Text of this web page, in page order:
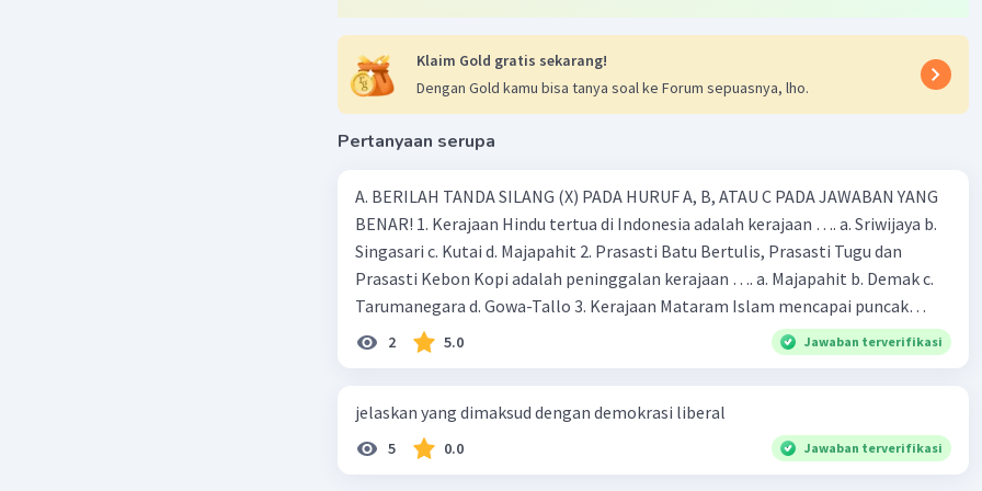
mengurangi ketidaksetaraan. Program ini memiliki aspek sosialis
MAAF KALO SALAH🙏🏻🙏🏻
Beri Rating
Nanda R Community Level 89
07 April 2024 03:08
Jawaban terverifikasi
1. Ciri-ciri Masa Demokrasi Liberal:
dengan kebangkitan partai politik yang beragam, termasuk
partai-partai baru yang muncul setelah kemerdekaan.
Kebebasan Berpendapat: Adanya kebebasan berpendapat,
Klaim Gold gratis sekarang!
Dengan Gold kamu bisa tanya soal ke Forum sepuasnya, lho.
Pertanyaan serupa
A. BERILAH TANDA SILANG (X) PADA HURUF A, B, ATAU C PADA JAWABAN YANG
BENAR! 1. Kerajaan Hindu tertua di Indonesia adalah kerajaan …. a. Sriwijaya b.
Singasari c. Kutai d. Majapahit 2. Prasasti Batu Bertulis, Prasasti Tugu dan
Prasasti Kebon Kopi adalah peninggalan kerajaan …. a. Majapahit b. Demak c.
Tarumanegara d. Gowa-Tallo 3. Kerajaan Mataram Islam mencapai puncak
kejayaan pada masa pemerintahan …. a. Hayam Wuruk b. Sultan Agung c. Sultan
Ageng Tirtayasa d. Sultan Hasanudin 4. Kerajaan Islam pertama di Indonesia
peninggalan kerajaan Islam, kecuali … a. Masjid Demak b. Menara Kudus c. Candi
Borobudur d. Pondok Pesantren 6. Kerajaan Majapahit dikenal dengan kerajaan
2 5.0 Jawaban terverifikasi
jelaskan yang dimaksud dengan demokrasi liberal
5 0.0 Jawaban terverifikasi